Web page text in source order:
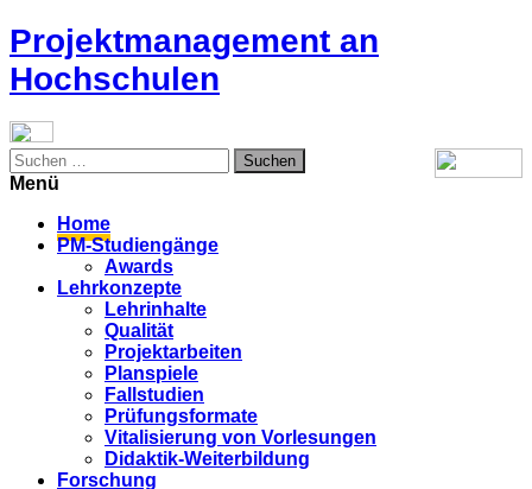
Zum
Inhalt
springen
Projektmanagement an
Hochschulen
Suchen
nach:
Menü
Home
PM-Studiengänge
Awards
Lehrkonzepte
Lehrinhalte
Qualität
Projektarbeiten
Planspiele
Fallstudien
Prüfungsformate
Vitalisierung von Vorlesungen
Didaktik-Weiterbildung
Forschung